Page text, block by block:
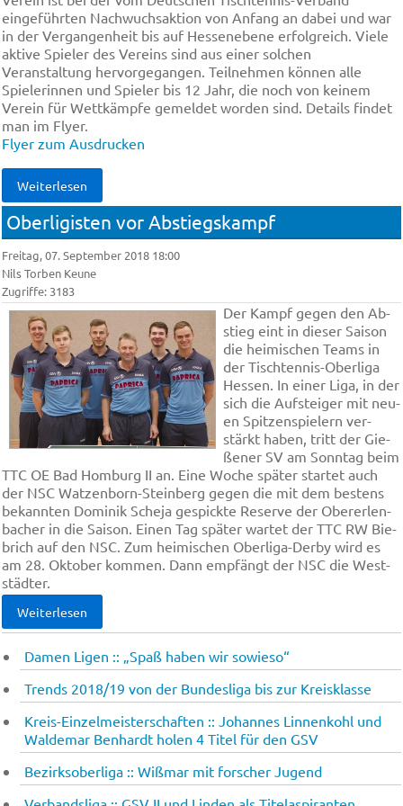
eingeführten Nachwuchsaktion von Anfang an dabei und war
in der Vergangenheit bis auf Hessenebene erfolgreich. Viele
aktive Spieler des Vereins sind aus einer solchen
Veranstaltung hervorgegangen. Teilnehmen können alle
Spielerinnen und Spieler bis 12 Jahr, die noch von keinem
Verein für Wettkämpfe gemeldet worden sind. Details findet
man im Flyer.
Flyer zum Ausdrucken
Weiterlesen
Ober­li­gis­ten vor Ab­stiegs­kampf
Freitag, 07. September 2018 18:00
Nils Torben Keune
Zugriffe: 3183
Der Kampf ge­gen den Ab­
stieg eint in die­ser Sai­son
die hei­mi­schen Te­ams in
der Tisch­ten­nis-Ober­li­ga
Hes­sen. In ei­ner Li­ga, in der
sich die Auf­stei­ger mit neu­
en Spit­zen­spiel­ern ver­
stärkt ha­ben, tritt der Gie­
ße­ner SV am Sonn­tag beim
TTC OE Bad Hom­burg II an. Ei­ne Wo­che spä­ter star­tet auch
der NSC Wat­zen­born-Stein­berg ge­gen die mit dem be­stens
be­kann­ten Do­mi­nik Sche­ja ge­spick­te Re­ser­ve der Ober­er­len­
ba­cher in die Sai­son. Ei­nen Tag spä­ter war­tet der TTC RW Bie­
brich auf den NSC. Zum hei­mi­schen Ober­li­ga-Der­by wird es
am 28. Ok­to­ber kom­men. Dann emp­fängt der NSC die West­
städ­ter.
Weiterlesen
Damen Ligen :: „Spaß ha­ben wir so­wie­so“
Trends 2018/19 von der Bundesliga bis zur Kreisklasse
Kreis-Einzelmeisterschaften :: Johannes Linnenkohl und
Waldemar Benhardt holen 4 Titel für den GSV
Bezirksoberliga :: Wiß­mar mit for­scher Ju­gend